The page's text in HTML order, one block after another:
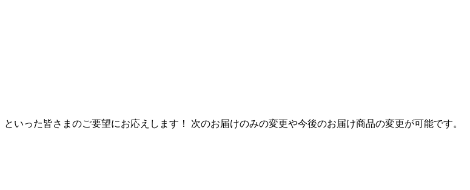
いった皆さまのご要望にお応えします！ 次のお届けのみの変更や今後のお届け商品の変更が可能です。